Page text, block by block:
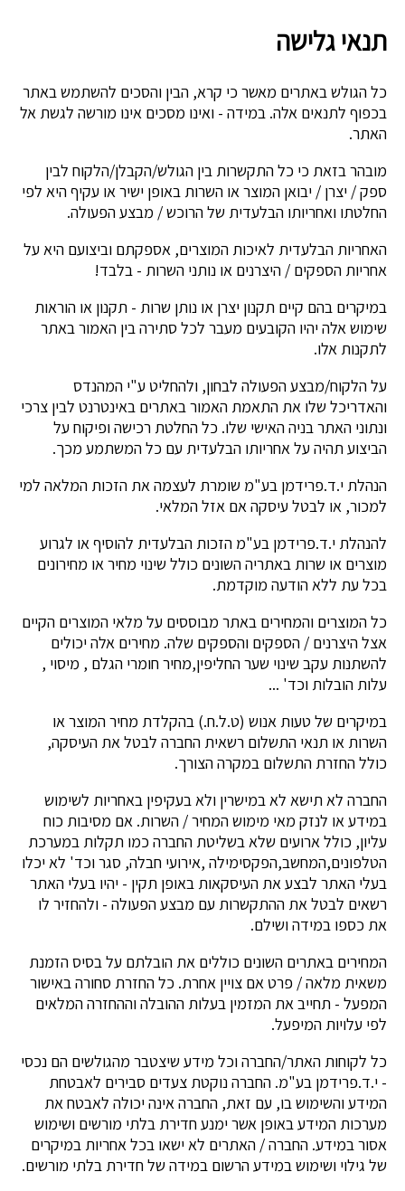
תנאי גלישה
כל הגולש באתרים מאשר כי קרא, הבין והסכים להשתמש באתר
בכפוף לתנאים אלה. במידה - ואינו מסכים אינו מורשה לגשת אל
האתר.
מובהר בזאת כי כל התקשרות בין הגולש/הקבלן/הלקוח לבין
ספק / יצרן / יבואן המוצר או השרות באופן ישיר או עקיף היא לפי
החלטתו ואחריותו הבלעדית של הרוכש / מבצע הפעולה.
האחריות הבלעדית לאיכות המוצרים, אספקתם וביצועם היא על
אחריות הספקים / היצרנים או נותני השרות - בלבד!
במיקרים בהם קיים תקנון יצרן או נותן שרות - תקנון או הוראות
שימוש אלה יהיו הקובעים מעבר לכל סתירה בין האמור באתר
לתקנות אלו.
על הלקוח/מבצע הפעולה לבחון, ולהחליט ע"י המהנדס
והאדריכל שלו את התאמת האמור באתרים באינטרנט לבין צרכי
ונתוני האתר בניה האישי שלו. כל החלטת רכישה ופיקוח על
הביצוע תהיה על אחריותו הבלעדית עם כל המשתמע מכך.
הנהלת י.ד.פרידמן בע"מ שומרת לעצמה את הזכות המלאה למי
למכור, או לבטל עיסקה אם אזל המלאי.
להנהלת י.ד.פרידמן בע"מ הזכות הבלעדית להוסיף או לגרוע
מוצרים או שרות באתריה השונים כולל שינוי מחיר או מחירונים
בכל עת ללא הודעה מוקדמת.
כל המוצרים והמחירים באתר מבוססים על מלאי המוצרים הקיים
אצל היצרנים / הספקים והספקים שלה. מחירים אלה יכולים
להשתנות עקב שינוי שער החליפין,מחיר חומרי הגלם , מיסוי ,
עלות הובלות וכד' ...
במיקרים של טעות אנוש (ט.ל.ח.) בהקלדת מחיר המוצר או
השרות או תנאי התשלום רשאית החברה לבטל את העיסקה,
כולל החזרת התשלום במקרה הצורך.
החברה לא תישא לא במישרין ולא בעקיפין באחריות לשימוש
במידע או לנזק מאי מימוש המחיר / השרות. אם מסיבות כוח
עליון, כולל ארועים שלא בשליטת החברה כמו תקלות במערכת
הטלפונים,המחשב,הפקסימילה ,אירועי חבלה, סגר וכד' לא יכלו
בעלי האתר לבצע את העיסקאות באופן תקין - יהיו בעלי האתר
רשאים לבטל את ההתקשרות עם מבצע הפעולה - ולהחזיר לו
את כספו במידה ושילם.
המחירים באתרים השונים כוללים את הובלתם על בסיס הזמנת
משאית מלאה / פרט אם צויין אחרת. כל החזרת סחורה באישור
המפעל - תחייב את המזמין בעלות ההובלה וההחזרה המלאים
לפי עלויות המיפעל.
כל לקוחות האתר/החברה וכל מידע שיצטבר מהגולשים הם נכסי
- י.ד.פרידמן בע"מ. החברה נוקטת צעדים סבירים לאבטחת
המידע והשימוש בו, עם זאת, החברה אינה יכולה לאבטח את
מערכות המידע באופן אשר ימנע חדירת בלתי מורשים ושימוש
אסור במידע. החברה / האתרים לא ישאו בכל אחריות במיקרים
של גילוי ושימוש במידע הרשום במידה של חדירת בלתי מורשים.